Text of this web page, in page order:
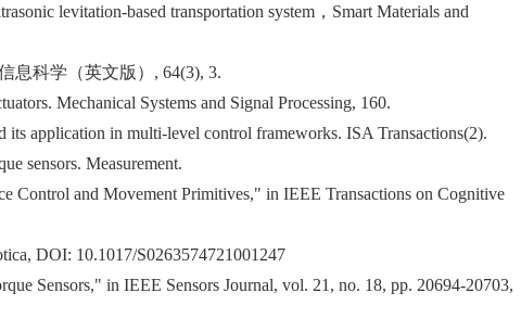
levitation-based transportation system，Smart Materials and
信息科学（英文版）, 64(3), 3.
Mechanical Systems and Signal Processing, 160.
application in multi-level control frameworks. ISA Transactions(2).
sensors. Measurement.
Control and Movement Primitives," in IEEE Transactions on Cognitive
DOI: 10.1017/S0263574721001247
Sensors," in IEEE Sensors Journal, vol. 21, no. 18, pp. 20694-20703,